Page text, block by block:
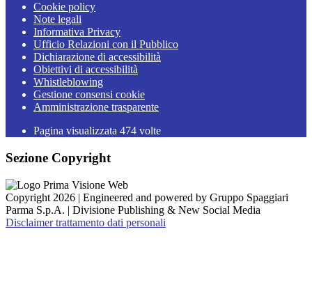
Cookie policy
Note legali
Informativa Privacy
Ufficio Relazioni con il Pubblico
Dichiarazione di accessibilità
Obiettivi di accessibilità
Whistleblowing
Gestione consensi cookie
Amministrazione trasparente
Pagina visualizzata 474 volte
Sezione Copyright
Copyright 2026 | Engineered and powered by Gruppo Spaggiari
Parma S.p.A. | Divisione Publishing & New Social Media
Disclaimer trattamento dati personali